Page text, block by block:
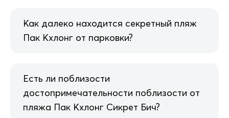
Как далеко находится секретный пляж
Пак Кхлонг от парковки?
Есть ли поблизости
достопримечательности поблизости от
пляжа Пак Кхлонг Сикрет Бич?